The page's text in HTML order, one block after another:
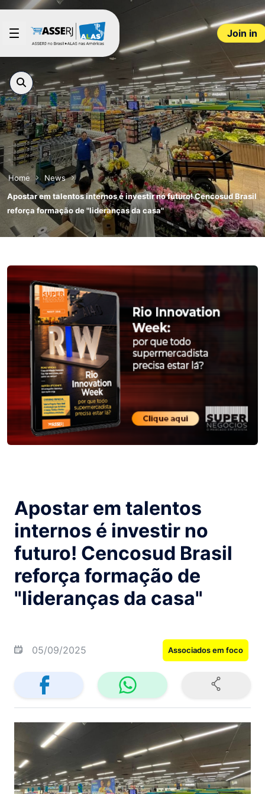
Skip to Main Content
Join in
Home
News
Apostar em talentos internos é investir no futuro! Cencosud Brasil
reforça formação de "lideranças da casa"
Apostar em talentos
internos é investir no
futuro! Cencosud Brasil
reforça formação de
"lideranças da casa"
05/09/2025 Associados em foco